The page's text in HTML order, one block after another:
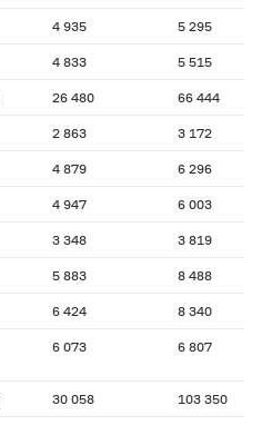
4 935 5 295
4 833 5 515
26 480 66 444
2 863 3 172
4 879 6 296
4 947 6 003
3 348 3 819
5 883 8 488
6 424 8 340
6 073 6 807
30 058 103 350